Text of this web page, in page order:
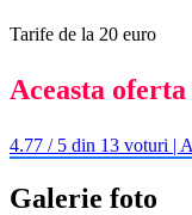
Tarife de la 20 euro
Aceasta
4.77 / 5 din 13 voturi |
Galerie foto